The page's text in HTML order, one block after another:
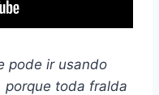
pode ir usando
porque toda fralda